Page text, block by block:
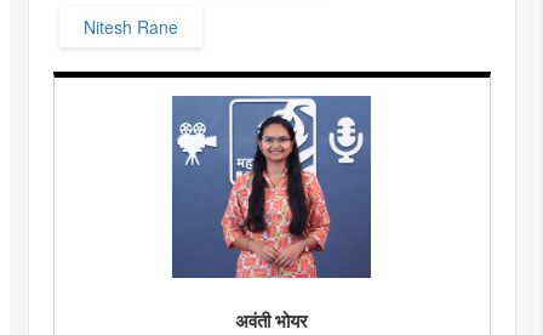
Nitesh Rane
अवंती भोयर